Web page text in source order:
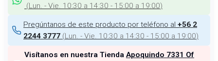
(Lun. - Vie. 10:30 a 14:30 - 15:00 a 19:00)
Pregúntanos de este producto por teléfono al +56 2
2244 3777 (Lun. - Vie. 10:30 a 14:30 - 15:00 a 19:00)
Visítanos en nuestra Tienda Apoquindo 7331 Of